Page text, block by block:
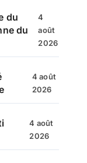
du
du
4
août
2026
4 août
2026
4 août
2026